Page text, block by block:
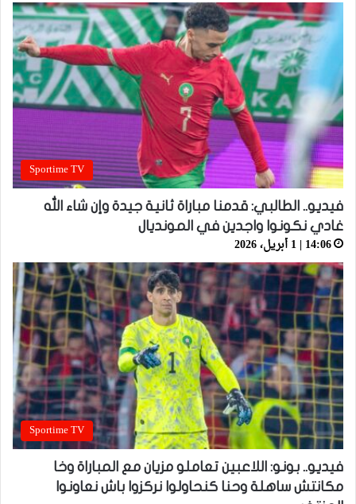
Sportime TV
فيديو.. الطالبي: قدمنا مباراة ثانية جيدة وإن شاء الله
غادي نكونوا واجدين في المونديال
14:06 | 1 أبريل، 2026
Sportime TV
فيديو.. بونو: اللاعبين تعاملو مزيان مع المباراة وخا
مكانتش ساهلة وحنا كنحاولوا نركزوا باش نعاونوا